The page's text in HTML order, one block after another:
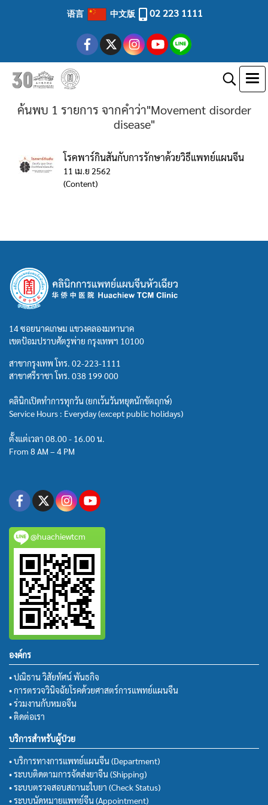
语言 中文版 02 223 1111
ค้นพบ 1 รายการ จากคำว่า"Movement disorder
disease"
โรคพาร์กินสันกับการรักษาด้วยวิธีแพทย์แผนจีน
11 เม.ย 2562
(Content)
14 ซอยนาคเกษม แขวงคลองมหานาค
เขตป้อมปราบศัตรูพ่าย กรุงเทพฯ 10100
สาขากรุงเทพ โทร. 02-223-1111
สาขาศรีราชา โทร. 038 199 000
คลินิกเปิดทำการทุกวัน (ยกเว้นวันหยุดนักขัตฤกษ์)
Service Hours : Everyday (except public holidays)
ตั้งแต่เวลา 08.00 - 16.00 น.
From 8 AM – 4 PM
@huachiewtcm
องค์กร
• ปณิธาน วิสัยทัศน์ พันธกิจ
• การตรวจวินิจฉัยโรคด้วยศาสตร์การแพทย์แผนจีน
• ร่วมงานกับหมอจีน
• ติดต่อเรา
บริการสำหรับผู้ป่วย
• บริการทางการแพทย์แผนจีน (Department)
• ระบบติดตามการจัดส่งยาจีน (Shipping)
• ระบบตรวจสอบสถานะใบยา (Check Status)
• ระบบนัดหมายแพทย์จีน (Appointment)